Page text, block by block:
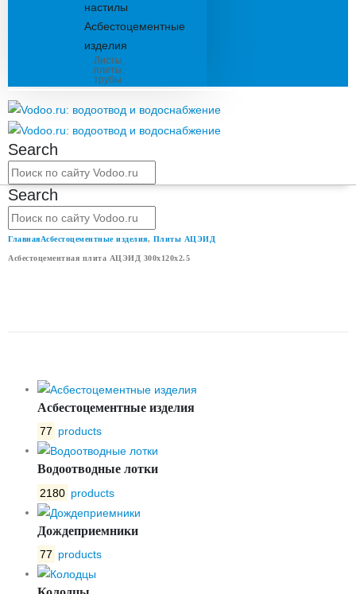
настилы
Асбестоцементные
изделия
Листы,
плиты,
трубы
Search
Search
ГлавнаяАсбестоцементные изделия, Плиты АЦЭИД
Асбестоцементная плита АЦЭИД 300x120x2.5
Асбестоцементные изделия
77 products
Водоотводные лотки
2180 products
Дождеприемники
77 products